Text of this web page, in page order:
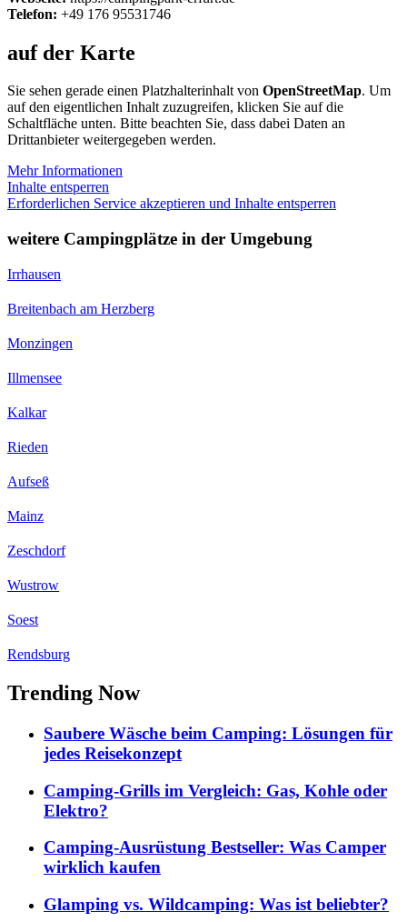
Telefon: +49 176 95531746
auf der Karte
Sie sehen gerade einen Platzhalterinhalt von OpenStreetMap. Um
auf den eigentlichen Inhalt zuzugreifen, klicken Sie auf die
Schaltfläche unten. Bitte beachten Sie, dass dabei Daten an
Drittanbieter weitergegeben werden.
Mehr Informationen
Inhalte entsperren
Erforderlichen Service akzeptieren und Inhalte entsperren
weitere Campingplätze in der Umgebung
Irrhausen
Breitenbach am Herzberg
Monzingen
Illmensee
Kalkar
Rieden
Aufseß
Mainz
Zeschdorf
Wustrow
Soest
Rendsburg
Trending Now
Saubere Wäsche beim Camping: Lösungen für
jedes Reisekonzept
Camping-Grills im Vergleich: Gas, Kohle oder
Elektro?
Camping-Ausrüstung Bestseller: Was Camper
wirklich kaufen
Glamping vs. Wildcamping: Was ist beliebter?